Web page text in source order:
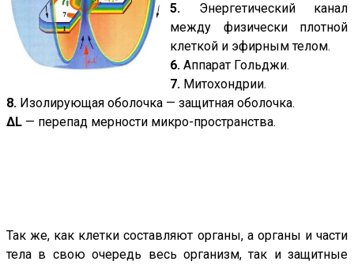
5. Энергетический канал
между физически плотной
клеткой и эфирным телом.
6. Аппарат Гольджи.
7. Митохондрии.
8. Изолирующая оболочка — защитная оболочка.
ΔL — перепад мерности микро-пространства.
Так же, как клетки составляют органы, а органы и части
тела в свою очередь весь организм, так и защитные